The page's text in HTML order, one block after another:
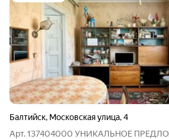
Балтийск, Московская улица,4
Арт. 137404000 УНИКАЛЬНОЕ